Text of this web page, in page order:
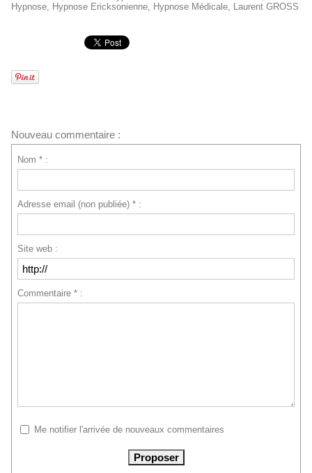
Hypnose
Hypnose Ericksonienne Hypnose Médicale Laurent GROSS
Nouveau commentaire :
Nom * :
Adresse email (non publiée) * :
Site web :
Commentaire * :
Me notifier l'arrivée de nouveaux commentaires